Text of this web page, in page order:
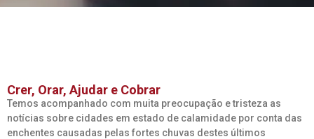
Crer, Orar, Ajudar e Cobrar
Temos acompanhado com muita preocupação e tristeza as
notícias sobre cidades em estado de calamidade por conta das
enchentes causadas pelas fortes chuvas destes últimos